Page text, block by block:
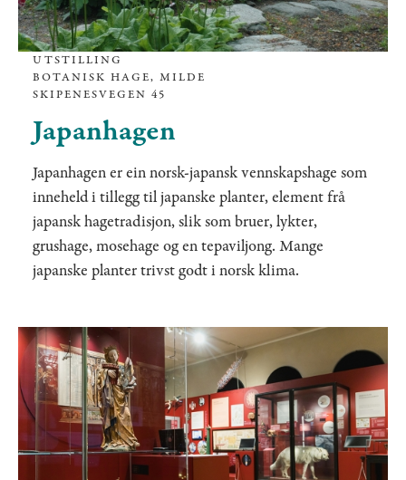
UTSTILLING
BOTANISK HAGE, MILDE
SKIPENESVEGEN 45
Japanhagen
Japanhagen er ein norsk-japansk vennskapshage som
inneheld i tillegg til japanske planter, element frå
japansk hagetradisjon, slik som bruer, lykter,
grushage, mosehage og en tepaviljong. Mange
japanske planter trivst godt i norsk klima.